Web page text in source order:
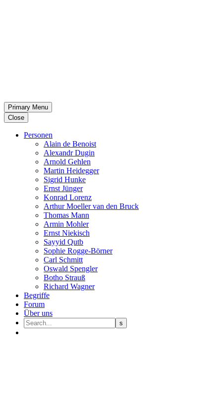
Primary Menu
Close
Per­so­nen
Alain de Benoist
Alex­andr Dugin
Arnold Gehlen
Martin Heid­eg­ger
Sigrid Hunke
Ernst Jünger
Konrad Lorenz
Arthur Moeller van den Bruck
Thomas Mann
Armin Mohler
Ernst Nie­kisch
Sayyid Qutb
Sophie Rogge-Börner
Carl Schmitt
Oswald Speng­ler
Botho Strauß
Richard Wagner
Begriffe
Forum
Über uns